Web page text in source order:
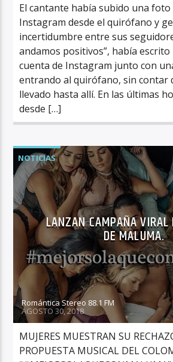
El cantante había subido una foto
Instagram desde el quirófano y
incertidumbre entre sus
andamos positivos”, había
cuenta de Instagram junto con
entrando al quirófano, sin contar
llevado hasta allí. En las últimas
desde […]
NOTICIAS
LANZAN CAMPAÑA VIRAL
DE MALUMA.
Romántica Stereo 88.1 FM
AGOSTO 30, 2018
MUJERES MUESTRAN SU
PROPUESTA MUSICAL DEL